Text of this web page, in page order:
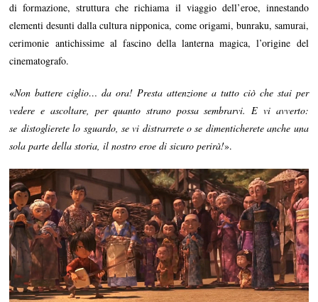
di formazione, struttura che richiama il viaggio dell’eroe, innestando
elementi desunti dalla cultura nipponica, come origami, bunraku, samurai,
cerimonie antichissime al fascino della lanterna magica, l’origine del
cinematografo.
«Non battere ciglio… da ora! Presta attenzione a tutto ciò che stai per
vedere e ascoltare, per quanto strano possa sembrarvi. E vi avverto:
se distoglierete lo sguardo, se vi distrarrete o se dimenticherete anche una
sola parte della storia, il nostro eroe di sicuro perirà!».